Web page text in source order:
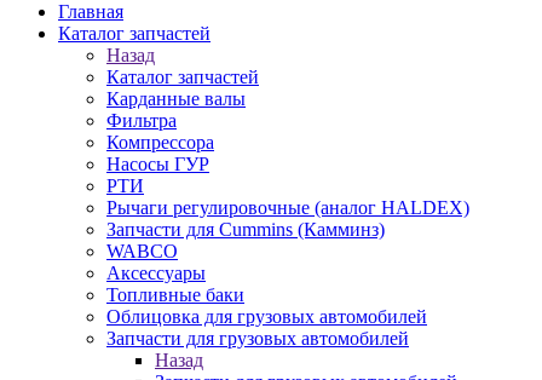
Главная
Каталог запчастей
Назад
Каталог запчастей
Карданные валы
Фильтра
Компрессора
Насосы ГУР
РТИ
Рычаги регулировочные (аналог HALDEX)
Запчасти для Cummins (Камминз)
WABCO
Аксессуары
Топливные баки
Облицовка для грузовых автомобилей
Запчасти для грузовых автомобилей
Назад